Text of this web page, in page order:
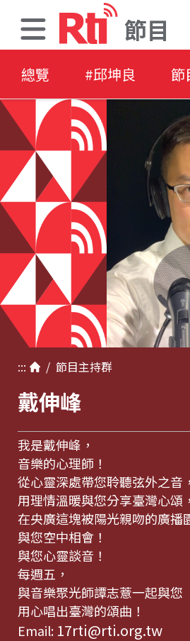
節目
總覽 #邱坤良 節
::: / 節目主持群
戴伸峰
我是戴伸峰，
音樂的心理師！
從心靈深處帶您聆聽弦外之音，
用理情溫暖與您分享臺灣心頌，
在央廣這塊被陽光親吻的廣播
與您空中相會！
與您心靈談音！
每週五，
與音樂聚光師譚志薏一起與您
用心唱出臺灣的頌曲！
Email: 17rti@rti.org.tw